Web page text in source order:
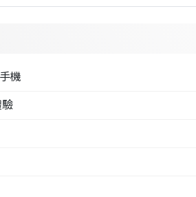
機
驗